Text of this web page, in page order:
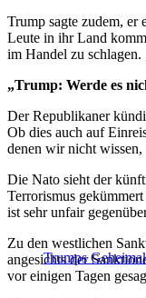
Trump sagte zudem, er
Leute in ihr Land
im Handel zu
„Trump: Werde es
Der Republikaner
Ob dies auch auf
denen wir nicht
Die Nato sieht der
Terrorismus
ist sehr unfair
Trumps
Zu den westlichen
angesichts der
vor einigen Tagen